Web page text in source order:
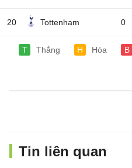
20 Tottenham 0
T Thắng H Hòa B
Tin liên quan